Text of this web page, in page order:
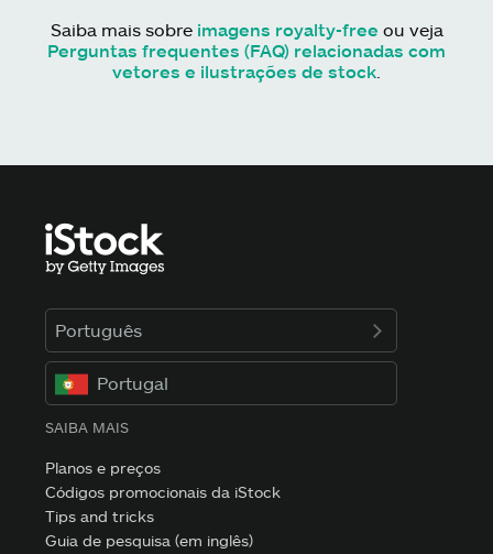
Saiba mais sobre imagens royalty-free ou veja
Perguntas frequentes (FAQ) relacionadas com
vetores e ilustrações de stock
Português
Portugal
SAIBA MAIS
Planos e preços
Códigos promocionais da iStock
Tips and tricks
Guia de pesquisa (em inglês)